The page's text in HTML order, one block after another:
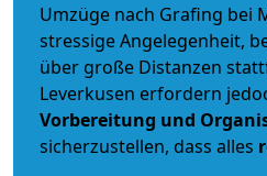
Umzüge nach Grafing bei
stressige Angelegenheit,
über große Distanzen
Leverkusen erfordern
Vorbereitung und
sicherzustellen, dass alles